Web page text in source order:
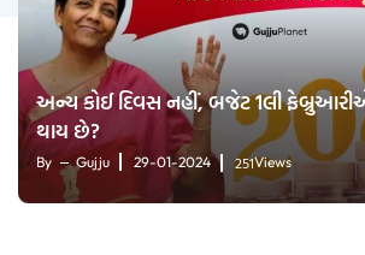
અન્ય કોઈ દિવસ નહીં, બજેટ 1લી
થાય છે?
By Gujju 29-01-2024 251Views